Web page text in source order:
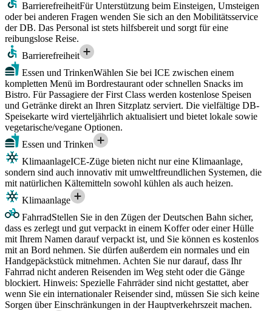
BarrierefreiheitFür Unterstützung beim Einsteigen, Umsteigen
oder bei anderen Fragen wenden Sie sich an den Mobilitätsservice
der DB. Das Personal ist stets hilfsbereit und sorgt für eine
reibungslose Reise.
Barrierefreiheit
Essen und TrinkenWählen Sie bei ICE zwischen einem
kompletten Menü im Bordrestaurant oder schnellen Snacks im
Bistro. Für Passagiere der First Class werden kostenlose Speisen
und Getränke direkt an Ihren Sitzplatz serviert. Die vielfältige DB-
Speisekarte wird vierteljährlich aktualisiert und bietet lokale sowie
vegetarische/vegane Optionen.
Essen und Trinken
KlimaanlageICE-Züge bieten nicht nur eine Klimaanlage,
sondern sind auch innovativ mit umweltfreundlichen Systemen, die
mit natürlichen Kältemitteln sowohl kühlen als auch heizen.
Klimaanlage
FahrradStellen Sie in den Zügen der Deutschen Bahn sicher,
dass es zerlegt und gut verpackt in einem Koffer oder einer Hülle
mit Ihrem Namen darauf verpackt ist, und Sie können es kostenlos
mit an Bord nehmen. Sie dürfen außerdem ein normales und ein
Handgepäckstück mitnehmen. Achten Sie nur darauf, dass Ihr
Fahrrad nicht anderen Reisenden im Weg steht oder die Gänge
blockiert. Hinweis: Spezielle Fahrräder sind nicht gestattet, aber
wenn Sie ein internationaler Reisender sind, müssen Sie sich keine
Sorgen über Einschränkungen in der Hauptverkehrszeit machen.